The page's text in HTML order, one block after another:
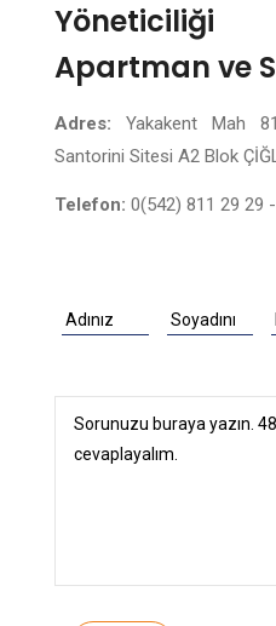
Yöneticiliği
Apartman ve
Adres: Yakakent Mah
Santorini Sitesi A2 Blok
Telefon: 0(542) 811 29 29